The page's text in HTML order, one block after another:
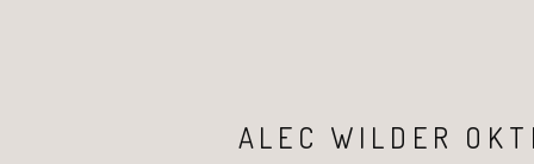
ALEC WILDER